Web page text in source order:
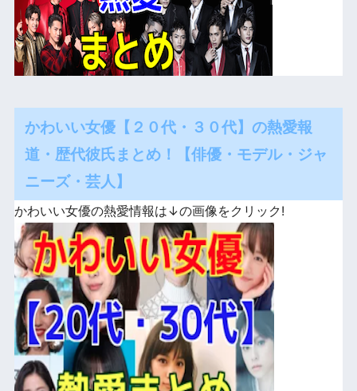
かわいい女優【２０代・３０代】の熱愛報
道・歴代彼氏まとめ！【俳優・モデル・ジャ
ニーズ・芸人】
かわいい女優の熱愛情報は↓の画像をクリック!